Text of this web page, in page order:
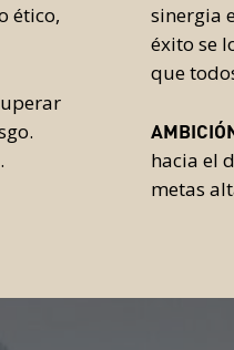
ético,
sinergia
éxito se
que
hacia el
metas